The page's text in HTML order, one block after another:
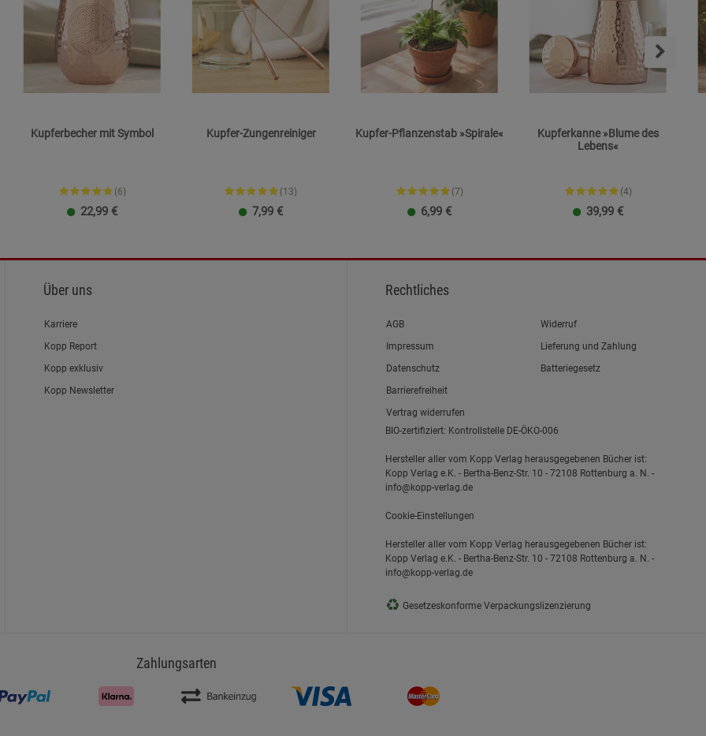
Kupferbecher mit Symbol
(6)
22,99 €
Blume des Lebens Yggdrasil
Kupfer-Zungenreiniger
(13)
7,99 €
Kupfer-Pflanzenstab »Spirale«
(7)
6,99 €
1 Packung 3er-Pack 5er-Pack
Kupferkanne »Blume des
Lebens«
(4)
39,99 €
Über uns
Karriere
Kopp Report
Kopp exklusiv
Kopp Newsletter
Rechtliches
Link zum/zur
AGB
Link zum/zur
Impressum
Link zum/zur
Datenschutz
Link zum/zur
Barrierefreiheit
Vertrag widerrufen
Widerruf
Lieferung und Zahlung
Batteriegesetz
BIO-zertifiziert: Kontrollstelle DE-ÖKO-006
Hersteller aller vom Kopp Verlag herausgegebenen Bücher ist:
Kopp Verlag e.K. - Bertha-Benz-Str. 10 - 72108 Rottenburg a. N. -
info@kopp-verlag.de
Cookie-Einstellungen
Hersteller aller vom Kopp Verlag herausgegebenen Bücher ist:
Kopp Verlag e.K. - Bertha-Benz-Str. 10 - 72108 Rottenburg a. N. -
info@kopp-verlag.de
♻ Gesetzeskonforme Verpackungslizenzierung
Zahlungsarten